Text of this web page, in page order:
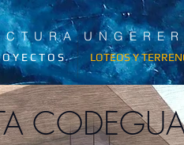
C T U R A U N G E R E R
O Y E C T O S LOTEOS Y